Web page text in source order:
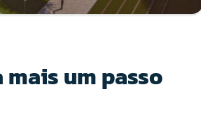
mais um passo